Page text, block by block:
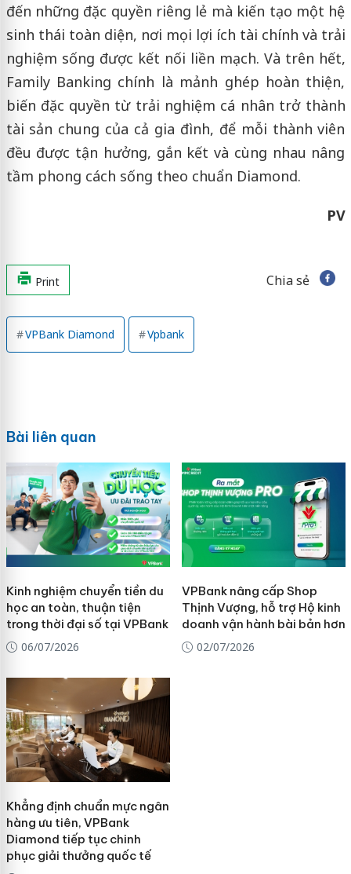
đến những đặc quyền riêng lẻ mà kiến tạo một hệ
sinh thái toàn diện, nơi mọi lợi ích tài chính và trải
nghiệm sống được kết nối liền mạch. Và trên hết,
Family Banking chính là mảnh ghép hoàn thiện,
biến đặc quyền từ trải nghiệm cá nhân trở thành
tài sản chung của cả gia đình, để mỗi thành viên
đều được tận hưởng, gắn kết và cùng nhau nâng
tầm phong cách sống theo chuẩn Diamond.
PV
Print Chia sẻ
VPBank Diamond Vpbank
Bài liên quan
Kinh nghiệm chuyển tiền du
học an toàn, thuận tiện
trong thời đại số tại VPBank
06/07/2026
VPBank nâng cấp Shop
Thịnh Vượng, hỗ trợ Hộ kinh
doanh vận hành bài bản hơn
02/07/2026
Khẳng định chuẩn mực ngân
hàng ưu tiên, VPBank
Diamond tiếp tục chinh
phục giải thưởng quốc tế